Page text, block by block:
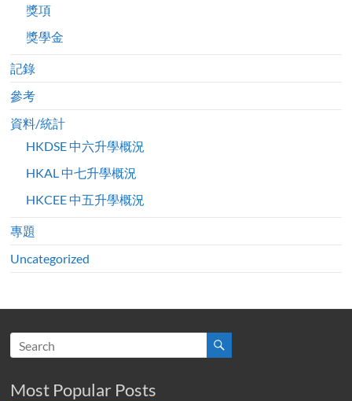
獎項
獎學金
記錄
參考
資料/統計
HKDSE 中六升學概況
HKAL 中七升學概況
HKCEE 中五升學概況
專題
Uncategorized
Most Popular Posts